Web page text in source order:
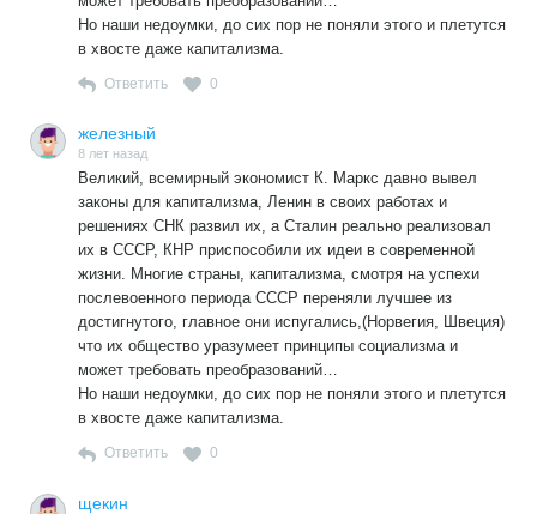
Но наши недоумки, до сих пор не поняли этого и плетутся
в хвосте даже капитализма.
Ответить 0
железный
8 лет назад
Великий, всемирный экономист К. Маркс давно вывел
законы для капитализма, Ленин в своих работах и
решениях СНК развил их, а Сталин реально реализовал
их в СССР, КНР приспособили их идеи в современной
жизни. Многие страны, капитализма, смотря на успехи
послевоенного периода СССР переняли лучшее из
достигнутого, главное они испугались,(Норвегия, Швеция)
что их общество уразумеет принципы социализма и
может требовать преобразований…
Но наши недоумки, до сих пор не поняли этого и плетутся
в хвосте даже капитализма.
Ответить 0
щекин